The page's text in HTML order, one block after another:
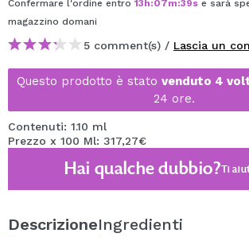
Confermare l'ordine entro 13h:07m:39s e sarà
magazzino domani
5 comment(s) / Lascia un
Questo prodotto è stato venduto 4
24 ore.
Contenuti: 1.10 ml
Prezzo x 100 Ml: 317,27€
Hai qualche dubbio?Ti
DescrizioneIngredienti